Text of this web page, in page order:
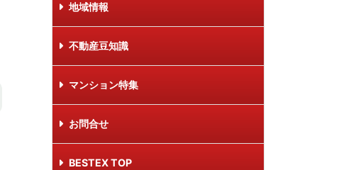
地域情報
不動産豆知識
マンション特集
お問合せ
BESTEX TOP